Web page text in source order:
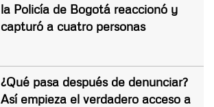
la Policía de Bogotá reaccionó y
capturó a cuatro personas
¿Qué pasa después de denunciar?
Así empieza el verdadero acceso a